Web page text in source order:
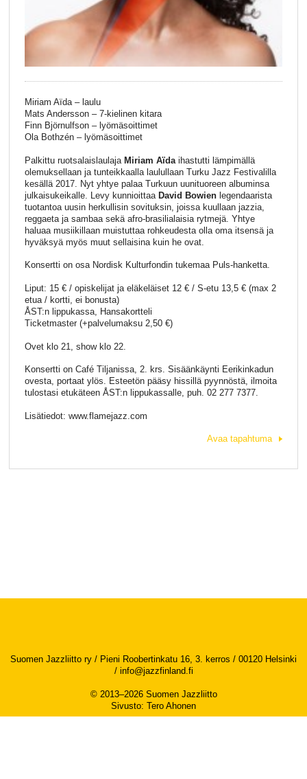
Miriam Aïda – laulu
Mats Andersson – 7-kielinen kitara
Finn Björnulfson – lyömäsoittimet
Ola Bothzén – lyömäsoittimet
Palkittu ruotsalaislaulaja Miriam Aïdaihastutti lämpimällä
olemuksellaan ja tunteikkaalla laulullaan Turku Jazz Festivalilla
kesällä 2017. Nyt yhtye palaa Turkuun uunituoreen albuminsa
julkaisukeikalle. Levy kunnioittaa David Bowienlegendaarista
tuotantoa uusin herkullisin sovituksin, joissa kuullaan jazzia,
reggaeta ja sambaa sekä afro-brasilialaisia rytmejä. Yhtye
haluaa musiikillaan muistuttaa rohkeudesta olla oma itsensä ja
hyväksyä myös muut sellaisina kuin he ovat.
Konsertti on osa Nordisk Kulturfondin tukemaa Puls-hanketta.
Liput: 15 € / opiskelijat ja eläkeläiset 12 € / S-etu 13,5 € (max 2
etua / kortti, ei bonusta)
ÅST:n lippukassa, Hansakortteli
Ticketmaster (+palvelumaksu 2,50 €)
Ovet klo 21, show klo 22.
Konsertti on Café Tiljanissa, 2. krs. Sisäänkäynti Eerikinkadun
ovesta, portaat ylös. Esteetön pääsy hissillä pyynnöstä, ilmoita
tulostasi etukäteen ÅST:n lippukassalle, puh. 02 277 7377.
Lisätiedot: www.flamejazz.com
Avaa tapahtuma
Suomen Jazzliitto ry / Pieni Roobertinkatu 16, 3. kerros / 00120 Helsinki
/ info@jazzfinland.fi
© 2013–2026 Suomen Jazzliitto
Sivusto: Tero Ahonen